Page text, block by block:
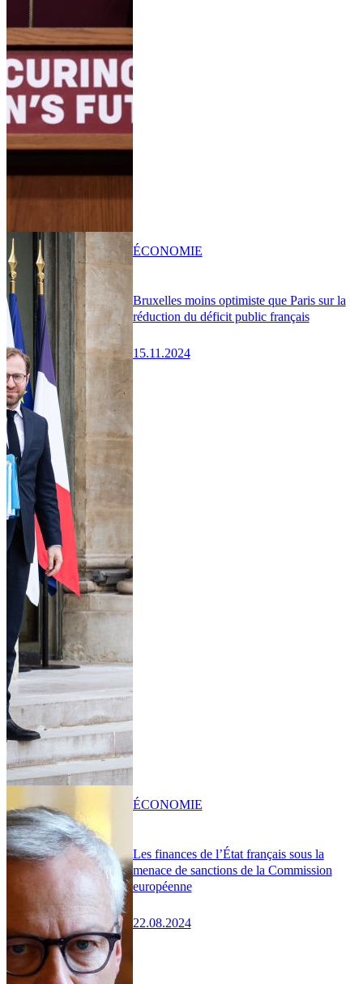
Bruxelles moins optimiste que Paris sur la
réduction du déficit public français
15.11.2024
ÉCONOMIE
Les finances de l’État français sous la
menace de sanctions de la Commission
européenne
22.08.2024
ÉCONOMIE